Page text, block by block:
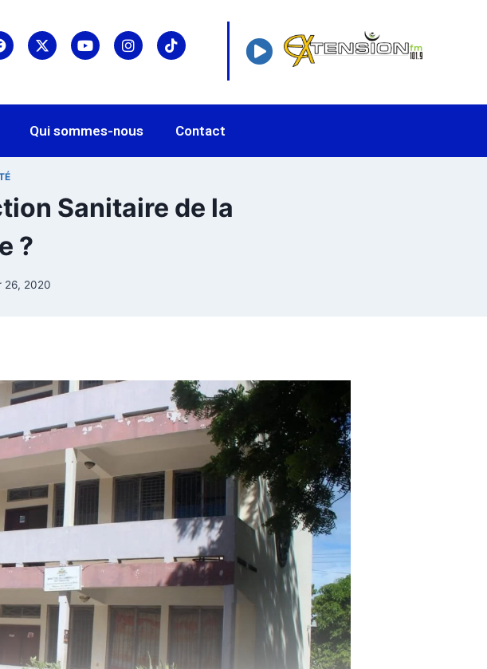
Qui sommes-nous Contact
Sanitaire de la
?
26, 2020